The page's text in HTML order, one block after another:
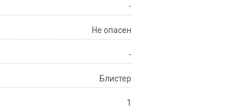
-
Не опасен
-
Блистер
1